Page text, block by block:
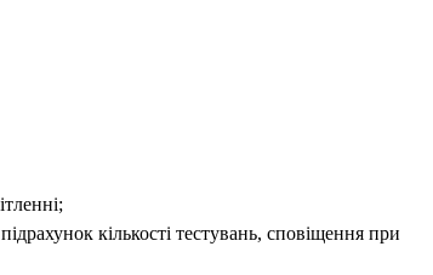
кількості тестувань, сповіщення при